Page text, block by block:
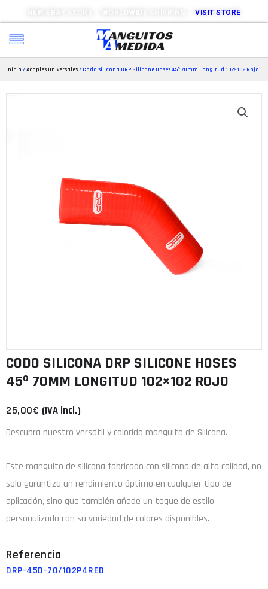
NEW EBAY STORE – WORLDWIDE SHIPPING –VISIT STORE
Inicio /Acoples universales/ Codo silicona DRP Silicone Hoses 45º 70mm Longitud 102×102 Rojo
CODO SILICONA DRP SILICONE HOSES
45º 70MM LONGITUD 102×102 ROJO
25,00€ (IVA incl.)
Descubra nuestro versátil y colorido manguito de Silicona.
Este manguito de silicona fabricado con silicona de alta calidad, no
solo garantiza un rendimiento óptimo en cualquier tipo de
aplicación, sino que también añade un toque de estilo
personalizado con su variedad de colores disponibles.
DRP-45D-70/102P4RED